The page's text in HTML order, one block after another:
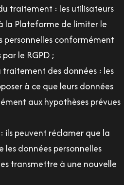
traitement : les utilisateurs
la Plateforme de limiter le
conformément
le RGPD ;
traitement des données : les
à ce que leurs données
aux hypothèses prévues
peuvent réclamer que la
données personnelles
transmettre à une nouvelle